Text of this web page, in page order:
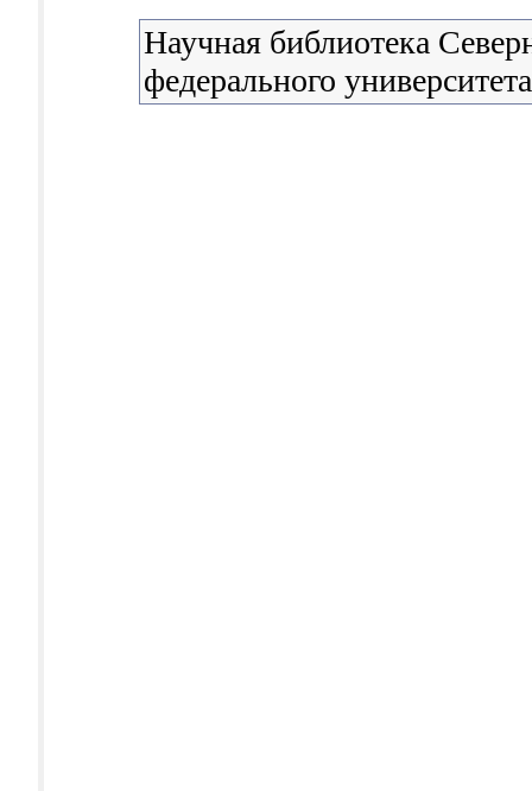
Научная библиотека
федерального